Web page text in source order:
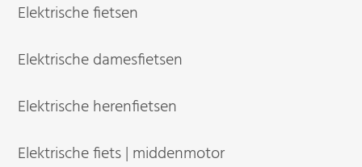
Elektrische fietsen
Elektrische damesfietsen
Elektrische herenfietsen
Elektrische fiets | middenmotor